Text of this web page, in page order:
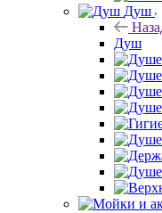
Душ
Душ